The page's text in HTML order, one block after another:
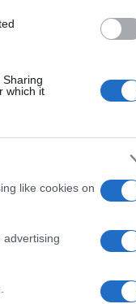
which it
like cookies on
advertising
κρύβει
μάλλον
τη
ελληνική
Τι
μωβ
Πώς να
διακοπές